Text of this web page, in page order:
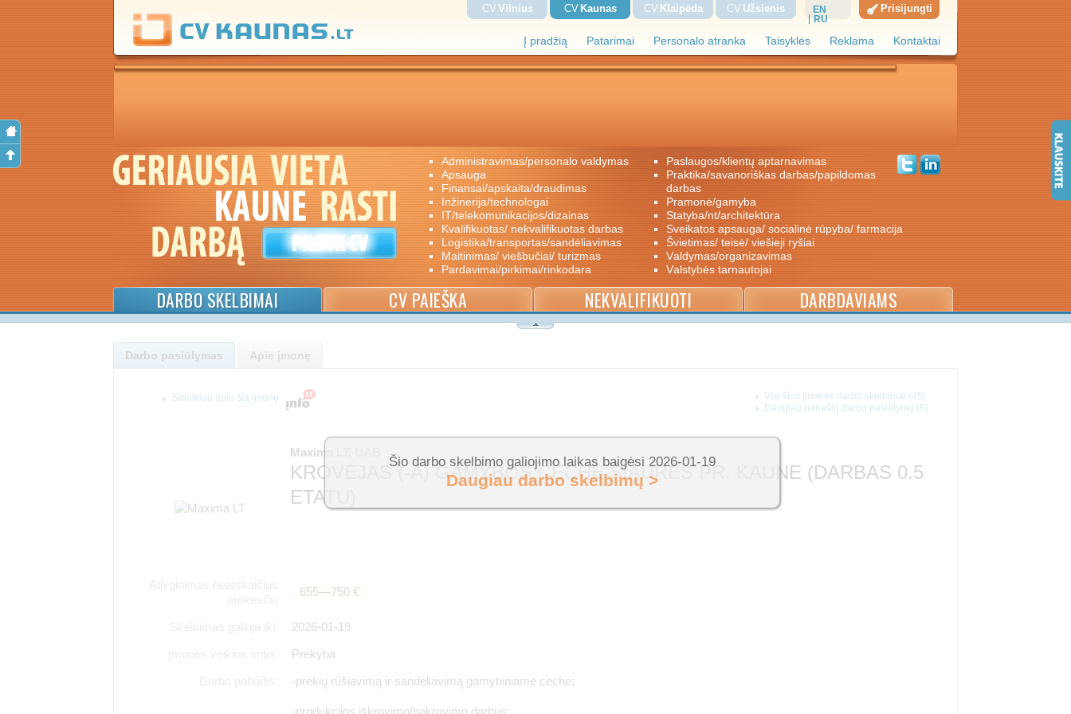
Į pradžią Patarimai Personalo atranka Taisyklės Reklama Kontaktai
CV Vilnius CV Kaunas CV Klaipėda CV Užsienis
EN
RU
Prisijungti
administravimas/personalo valdymas
apsauga
finansai/apskaita/draudimas
inžinerija/technologai
IT/telekomunikacijos/dizainas
kvalifikuotas/ nekvalifikuotas darbas
logistika/transportas/sandėliavimas
maitinimas/ viešbučiai/ turizmas
pardavimai/pirkimai/rinkodara
paslaugos/klientų aptarnavimas
praktika/savanoriškas darbas/papildomas
darbas
pramonė/gamyba
statyba/nt/architektūra
sveikatos apsauga/ socialinė rūpyba/ farmacija
švietimas/ teisė/ viešieji ryšiai
valdymas/organizavimas
valstybės tarnautojai
DARBO SKELBIMAI CV PAIEŠKA NEKVALIFIKUOTI DARBDAVIAMS
Darbo pasiūlymas Apie įmonę
Maxima LT, UAB
KROVĖJAS (-A) GAMYBOS CECHE ŠIAURĖS PR. KAUNE (DARBAS 0.5
ETATU)
655―750 €
2026-01-19
Prekyba
-prekių rūšiavimą ir sandėliavimą gamybiniame ceche;
Visi šios įmonės darbo skelbimai (45)
Daugiau panašių darbo pasiūlymų (6)
Smulkiau apie šią įmonę
Šio darbo skelbimo galiojimo laikas baigėsi 2026-01-19
Daugiau darbo skelbimų >